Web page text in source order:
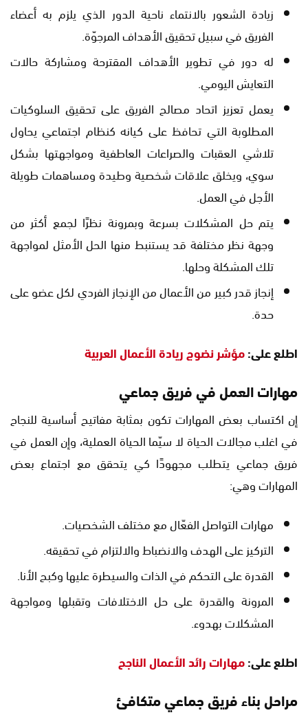
زيادة الشعور بالانتماء ناحية الدور الذي يلزم به أعضاء
الفريق في سبيل تحقيق الأهداف المرجوّة.
له دور في تطوير الأهداف المقترحة ومشاركة حالات
التعايش اليومي.
يعمل تعزيز اتحاد مصالح الفريق على تحقيق السلوكيات
المطلوبة التي تحافظ على كيانه كنظام اجتماعي يحاول
تلاشي العقبات والصراعات العاطفية ومواجهتها بشكل
سوي، ويخلق علاقات شخصية وطيدة ومساهمات طويلة
الأجل في العمل.
يتم حل المشكلات بسرعة وبمرونة نظرًا لجمع أكثر من
وجهة نظر مختلفة قد يستنبط منها الحل الأمثل لمواجهة
تلك المشكلة وحلها.
إنجاز قدر كبير من الأعمال من الإنجاز الفردي لكل عضو على
حدة.
اطلع على:مؤشر نضوج ريادة الأعمال العربية
مهارات العمل في فريق جماعي
إن اكتساب بعض المهارات تكون بمثابة مفاتيح أساسية للنجاح
في اغلب مجالات الحياة لا سيّما الحياة العملية، وإن العمل في
فريق جماعي يتطلب مجهودًا كي يتحقق مع اجتماع بعض
المهارات وهي:
مهارات التواصل الفعّال مع مختلف الشخصيات.
التركيز على الهدف والانضباط والالتزام في تحقيقه.
القدرة على التحكم في الذات والسيطرة عليها وكبح الأنا.
المرونة والقدرة على حل الاختلافات وتقبلها ومواجهة
المشكلات بهدوء.
اطلع على:مهارات رائد الأعمال الناجح
مراحل بناء فريق جماعي متكافئ